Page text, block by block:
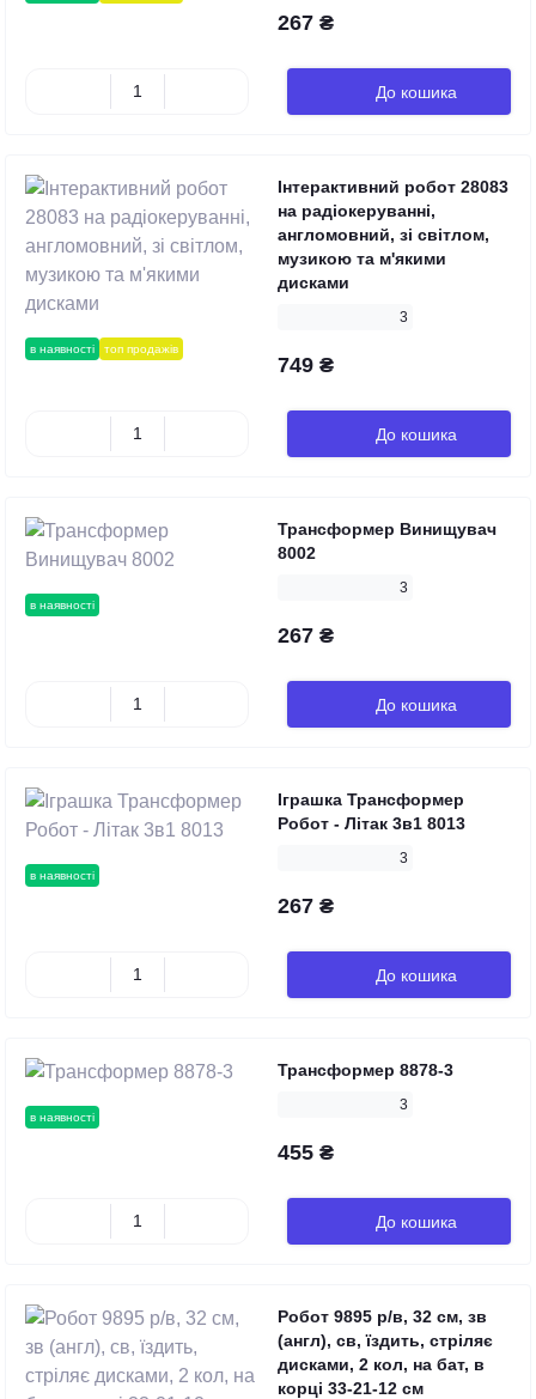
267 ₴
До кошика
в наявності топ продажів
Інтерактивний робот 28083
на радіокеруванні,
англомовний, зі світлом,
музикою та м'якими
дисками
3
749 ₴
До кошика
в наявності
Трансформер Винищувач
8002
3
267 ₴
До кошика
в наявності
Іграшка Трансформер
Робот - Літак 3в1 8013
3
267 ₴
До кошика
в наявності
Трансформер 8878-3
3
455 ₴
До кошика
Робот 9895 р/в, 32 см, зв
(англ), св, їздить, стріляє
дисками, 2 кол, на бат, в
корці 33-21-12 см